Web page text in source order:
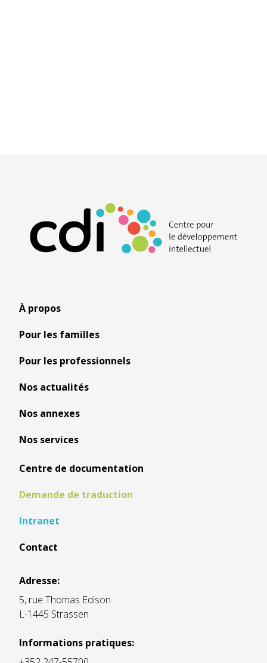
À propos
Pour les familles
Pour les professionnels
Nos actualités
Nos annexes
Nos services
Centre de documentation
Demande de traduction
Intranet
Contact
Adresse:
5, rue Thomas Edison
L-1445 Strassen
Informations pratiques: